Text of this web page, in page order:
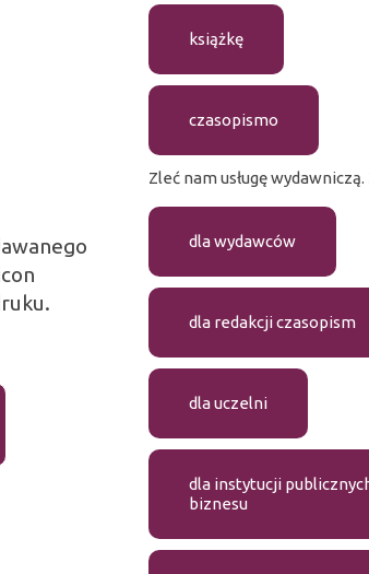
książkę
czasopismo
Zleć nam usługę
dla wydawców
dla redakcji czasopism
dla uczelni
dla instytucji
biznesu